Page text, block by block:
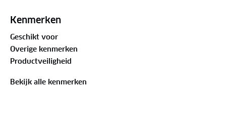
zijn uitgerust met reflecterende Night Vision
extra goed zichtbaar bent op de weg. Set van 4
wieldoppen geleverd in een doos.
Kenmerken
Geschikt voor
Overige kenmerken
Productveiligheid
Bekijk alle kenmerken